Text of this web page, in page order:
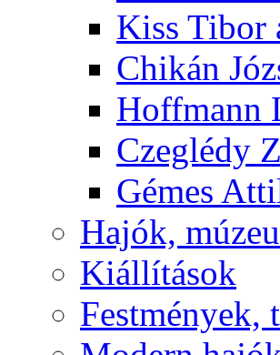
Kiss Tibor
Chikán
Hoffmann
Czeglédy
Gémes
Hajók,
Kiállítások
Festmények,